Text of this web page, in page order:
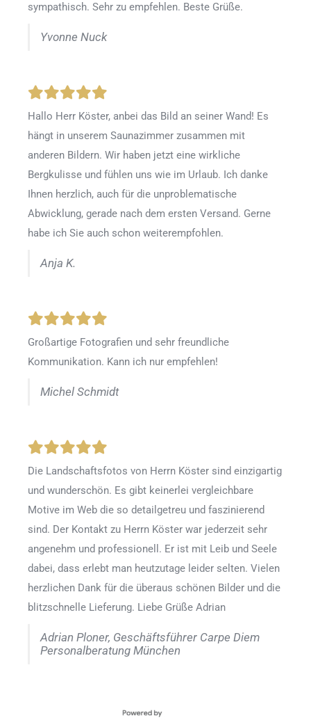
sympathisch. Sehr zu empfehlen. Beste Grüße.
Yvonne Nuck
Hallo Herr Köster, anbei das Bild an seiner Wand! Es
hängt in unserem Saunazimmer zusammen mit
anderen Bildern. Wir haben jetzt eine wirkliche
Bergkulisse und fühlen uns wie im Urlaub. Ich danke
Ihnen herzlich, auch für die unproblematische
Abwicklung, gerade nach dem ersten Versand. Gerne
habe ich Sie auch schon weiterempfohlen.
Anja K.
Großartige Fotografien und sehr freundliche
Kommunikation. Kann ich nur empfehlen!
Michel Schmidt
Die Landschaftsfotos von Herrn Köster sind einzigartig
und wunderschön. Es gibt keinerlei vergleichbare
Motive im Web die so detailgetreu und faszinierend
sind. Der Kontakt zu Herrn Köster war jederzeit sehr
angenehm und professionell. Er ist mit Leib und Seele
dabei, dass erlebt man heutzutage leider selten. Vielen
herzlichen Dank für die überaus schönen Bilder und die
blitzschnelle Lieferung. Liebe Grüße Adrian
Adrian Ploner, Geschäftsführer Carpe Diem
Personalberatung München